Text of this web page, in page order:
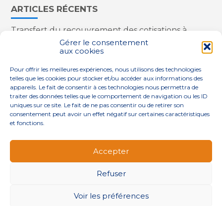
Gérer le consentement
aux cookies
Pour offrir les meilleures expériences, nous utilisons des technologies
telles que les cookies pour stocker et/ou accéder aux informations des
appareils. Le fait de consentir à ces technologies nous permettra de
traiter des données telles que le comportement de navigation ou les ID
uniques sur ce site. Le fait de ne pas consentir ou de retirer son
consentement peut avoir un effet négatif sur certaines caractéristiques
et fonctions.
Accepter
Refuser
Voir les préférences
ARTICLES RÉCENTS
Transfert du recouvrement des cotisations à
l’Urssaf : des nouveautés
Appareils reconditionnés : annulation de la
Contrôle de la qualité de l’air dans les ERP
Industriels : le point sur les dernières évolutions
réglementaires
Footer QUI SOMMES-NOUS ?
NOS SOLUTIONS
ACTUALITÉS CONTACT
MENTIONS LÉGALES